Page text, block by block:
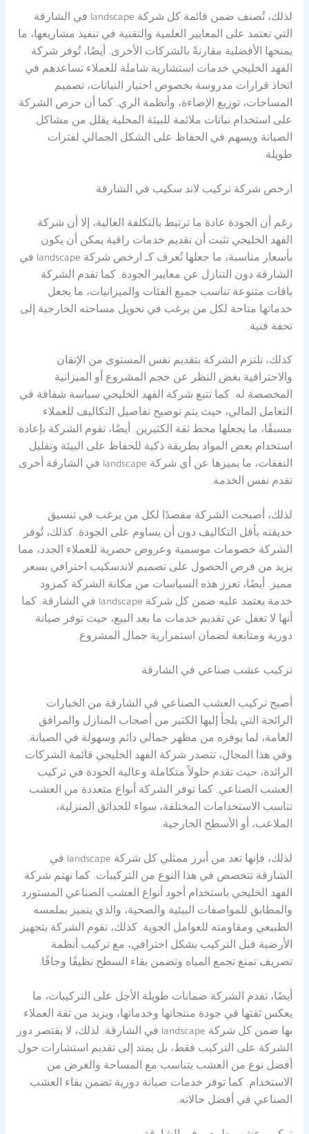
لذلك، تُصنف ضمن قائمة كل شركة landscape في الشارقة
التي تعتمد على المعايير العلمية والتقنية في تنفيذ مشاريعها، ما
يمنحها الأفضلية مقارنةً بالشركات الأخرى. أيضًا، تُوفر شركة
الفهد الخليجي خدمات استشارية شاملة للعملاء تساعدهم في
اتخاذ قرارات مدروسة بخصوص اختيار النباتات، تصميم
المساحات، توزيع الإضاءة، وأنظمة الري. كما أن حرص الشركة
على استخدام نباتات ملائمة للبيئة المحلية يقلل من مشاكل
الصيانة ويسهم في الحفاظ على الشكل الجمالي لفترات
طويلة.
ارخص شركة تركيب لاند سكيب في الشارقة
رغم أن الجودة عادة ما ترتبط بالتكلفة العالية، إلا أن شركة
الفهد الخليجي تثبت أن تقديم خدمات راقية يمكن أن يكون
بأسعار مناسبة، ما جعلها تُعرف كـ ارخص شركة landscape في
الشارقة دون التنازل عن معايير الجودة. كما تقدم الشركة
باقات متنوعة تناسب جميع الفئات والميزانيات، ما يجعل
خدماتها متاحة لكل من يرغب في تحويل مساحته الخارجية إلى
تحفة فنية.
كذلك، تلتزم الشركة بتقديم نفس المستوى من الإتقان
والاحترافية بغض النظر عن حجم المشروع أو الميزانية
المخصصة له. كما تتبع شركة الفهد الخليجي سياسة شفافة في
التعامل المالي، حيث يتم توضيح تفاصيل التكاليف للعملاء
مسبقًا، ما يجعلها محط ثقة الكثيرين. أيضًا، تقوم الشركة بإعادة
استخدام بعض المواد بطريقة ذكية للحفاظ على البيئة وتقليل
النفقات، ما يميزها عن أي شركة landscape في الشارقة أخرى
تقدم نفس الخدمة.
لذلك، أصبحت الشركة مقصدًا لكل من يرغب في تنسيق
حديقته بأقل التكاليف دون أن يساوم على الجودة. كذلك، تُوفر
الشركة خصومات موسمية وعروض حصرية للعملاء الجدد، مما
يزيد من فرص الحصول على تصميم لاندسكيب احترافي بسعر
مميز. أيضًا، تعزز هذه السياسات من مكانة الشركة كمزود
خدمة يعتمد عليه ضمن كل شركة landscape في الشارقة. كما
أنها لا تغفل عن تقديم خدمات ما بعد البيع، حيث توفر صيانة
دورية ومتابعة لضمان استمرارية جمال المشروع.
تركيب عشب صناعي في الشارقة
أصبح تركيب العشب الصناعي في الشارقة من الخيارات
الرائجة التي يلجأ إليها الكثير من أصحاب المنازل والمرافق
العامة، لما يوفره من مظهر جمالي دائم وسهولة في الصيانة.
وفي هذا المجال، تتصدر شركة الفهد الخليجي قائمة الشركات
الرائدة، حيث تقدم حلولاً متكاملة وعالية الجودة في تركيب
العشب الصناعي. كما توفر الشركة أنواع متعددة من العشب
تناسب الاستخدامات المختلفة، سواء للحدائق المنزلية،
الملاعب، أو الأسطح الخارجية.
لذلك، فإنها تعد من أبرز ممثلي كل شركة landscape في
الشارقة تتخصص في هذا النوع من التركيبات. كما تهتم شركة
الفهد الخليجي باستخدام أجود أنواع العشب الصناعي المستورد
والمطابق للمواصفات البيئية والصحية، والذي يتميز بملمسه
الطبيعي ومقاومته للعوامل الجوية. كذلك، تقوم الشركة بتجهيز
الأرضية قبل التركيب بشكل احترافي، مع تركيب أنظمة
تصريف تمنع تجمع المياه وتضمن بقاء السطح نظيفًا وجافًا.
أيضًا، تقدم الشركة ضمانات طويلة الأجل على التركيبات، ما
يعكس ثقتها في جودة منتجاتها وخدماتها، ويزيد من ثقة العملاء
بها ضمن كل شركة landscape في الشارقة. لذلك، لا يقتصر دور
الشركة على التركيب فقط، بل يمتد إلى تقديم استشارات حول
أفضل نوع من العشب يتناسب مع المساحة والغرض من
الاستخدام. كما توفر خدمات صيانة دورية تضمن بقاء العشب
الصناعي في أفضل حالاته.